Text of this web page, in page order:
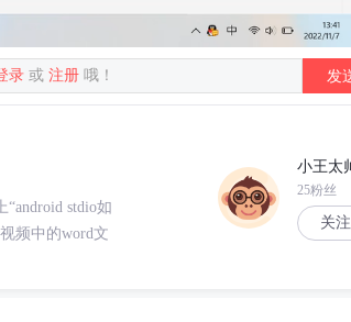
录 或注册 哦！ 发
stdio如
频中的word文
小王太
25粉丝
关注